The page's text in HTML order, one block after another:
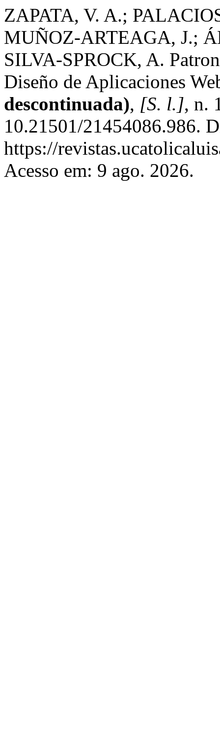
ZAPATA, V. A.;
MUÑOZ-ARTEAGA, J.;
SILVA-SPROCK, A.
Diseño de Aplicaciones
descontinuada), [S. l.], n.
10.21501/21454086.986.
https://
Acesso em: 9 ago. 2026.